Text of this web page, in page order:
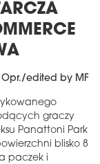
Opr./edited by MF
graczy
Panattoni Park
blisko 8
paczek i